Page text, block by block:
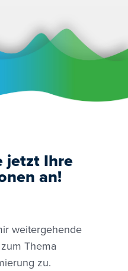
jetzt Ihre
an!
weitergehende
Thema
zu.